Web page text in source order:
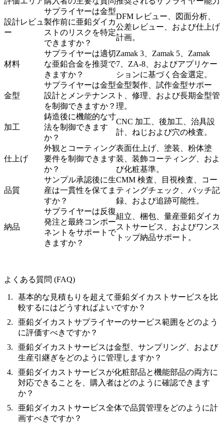
設計レビュ
ー
サプライヤーは金型
製作前に亜鉛ダイカ
ストのリスクを特定
できますか？
DFM レビュー、図面分析、
公差レビュー、および仕上げ
計画。
材料
サプライヤーは適切
な亜鉛合金を推奨で
きますか？
Zamak 3、Zamak 5、Zamak
7、ZA-8、およびアプリケー
ションに基づく合金選定。
金型
サプライヤーは金型
設計とメンテナンス
を制御できますか？
金型製作、試作金型サポー
ト、修理、および長期金型管
理。
加工
鋳造後に機能的な寸
法を制御できます
か？
CNC 加工、後加工、治具設
計、ねじおよび穴の検査。
仕上げ
外観とコーティング
要件を制御できます
か？
表面仕上げ、塗装、粉体塗
装、装飾コーティング、およ
び化粧基準。
品質
サンプル承認後に生
産は一貫性を保てま
すか？
CMM 検査、目視検査、コー
ティングチェック、バッチ記
録、および追跡可能性。
納品
サプライヤーは反復
発注と最終コンポー
ネントをサポートで
きますか？
組立、梱包、 量産亜鉛ダイカ
ストサービス
、およびワンス
トップ納品サポート。
よくある質問 (FAQ)
基本的な見積もりを超えて亜鉛ダイカストサービスを比
較するにはどうすればよいですか？
亜鉛ダイカストサプライヤーのサービス範囲をどのよう
に評価すべきですか？
亜鉛ダイカストサービスは金型、サンプリング、および
生産引継ぎをどのように管理しますか？
亜鉛ダイカストサービスが化粧部品と機能部品の両方に
対応できることを、購入者はどのように確認できます
か？
亜鉛ダイカストサービス全体で品質管理をどのように計
画すべきですか？